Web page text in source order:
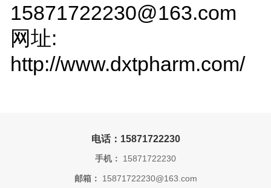
15871722230@163.com
网址:
http://www.dxtpharm.com/
电话：15871722230
手机： 15871722230
邮箱： 15871722230@163.com